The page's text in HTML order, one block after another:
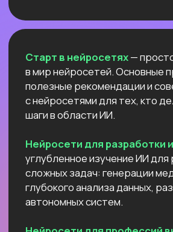
Старт в нейросетях— простое введение
в мир нейросетей. Основные принципы,
полезные рекомендации и советы по работе
с нейросетями для тех, кто делает первые
шаги в области ИИ.
сложных задач: генерации медиаконтента,
глубокого анализа данных, разработки
автономных систем.
Нейросети для профессий вне IT—
данных и повышения эффективности.
текстов и изображений до оптимизации